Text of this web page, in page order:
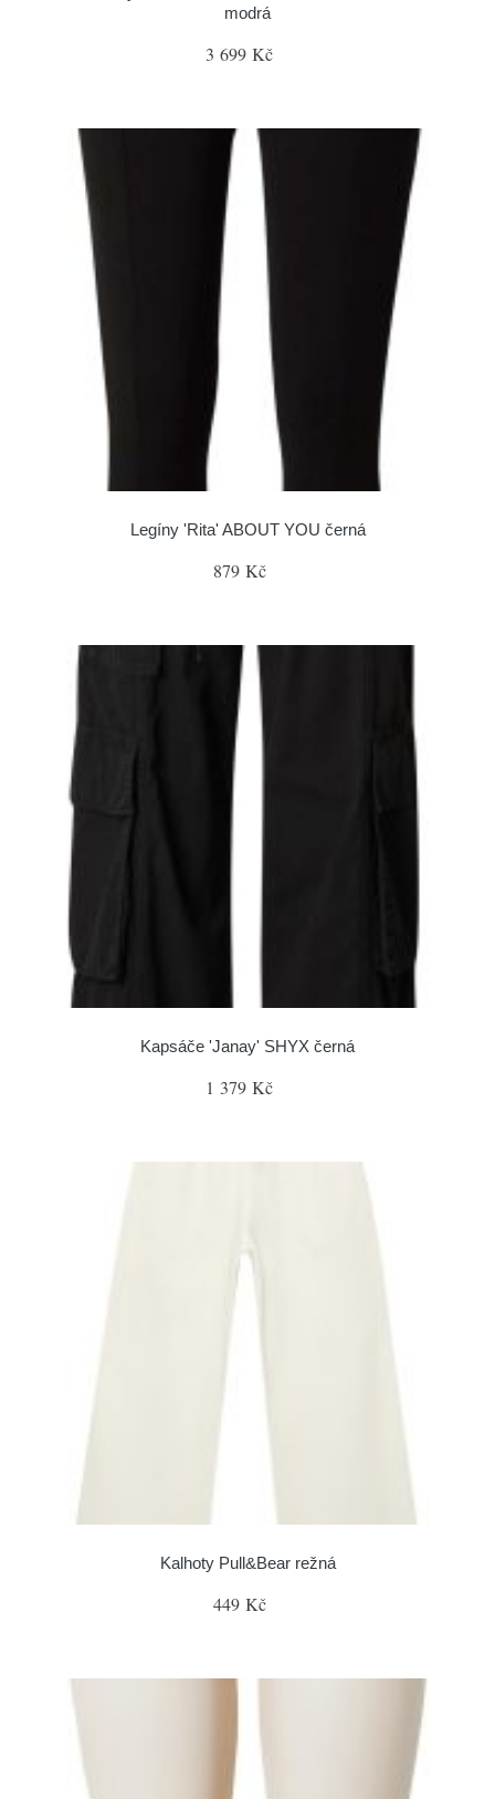
modrá
3 699 Kč
Legíny 'Rita' ABOUT YOU černá
879 Kč
Kapsáče 'Janay' SHYX černá
1 379 Kč
Kalhoty Pull&Bear režná
449 Kč